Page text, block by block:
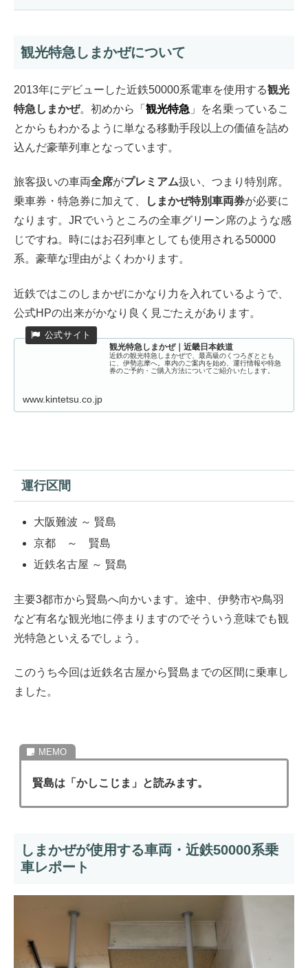
観光特急しまかぜについて
2013年にデビューした近鉄50000系電車を使用する観光
特急しまかぜ。初めから「 観光特急 」を名乗っているこ
とからもわかるように単なる移動手段以上の価値を詰め
込んだ豪華列車となっています。
旅客扱いの車両全席がプレミアム扱い、つまり特別席。
乗車券・特急券に加えて、
しまかぜ特別車両券が必要に
なります。JRでいうところの全車グリーン席のような感
じですね。時にはお召列車としても使用される50000
系。豪華な理由がよくわかります。
近鉄ではこのしまかぜにかなり力を入れているようで、
公式HPの出来がかなり良く見ごたえがあります。
観光特急しまかぜ｜近畿日本鉄道
近鉄の観光特急しまかぜで、最高級のくつろぎととも
に、伊勢志摩へ。車内のご案内を始め、運行情報や特急
券のご予約・ご購入方法についてご紹介いたします。
www.kintetsu.co.jp
運行区間
大阪難波 ～ 賢島
京都 ～ 賢島
近鉄名古屋 ～ 賢島
主要3都市から賢島へ向かいます。途中、伊勢市や鳥羽
など有名な観光地に停まりますのでそういう意味でも観
光特急といえるでしょう。
このうち今回は近鉄名古屋から賢島までの区間に乗車し
ました。
賢島は「かしこじま」と読みます。
しまかぜが使用する車両・近鉄50000系乗
車レポート